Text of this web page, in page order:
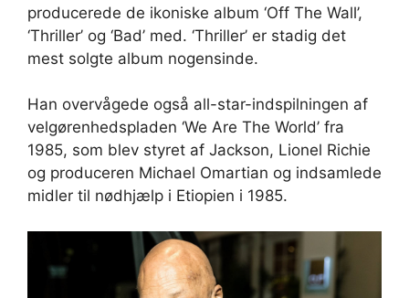
producerede de ikoniske album ‘Off The Wall’,
‘Thriller’ og ‘Bad’ med. ‘Thriller’ er stadig det
mest solgte album nogensinde.
Han overvågede også all-star-indspilningen af ​​
velgørenhedspladen ‘We Are The World’ fra
1985, som blev styret af Jackson, Lionel Richie
og produceren Michael Omartian og indsamlede
midler til nødhjælp i Etiopien i 1985.